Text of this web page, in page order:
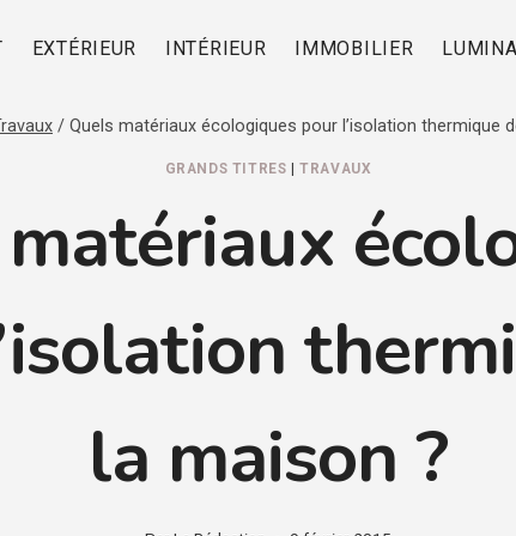
EXTÉRIEUR INTÉRIEUR IMMOBILIER
/ Quels matériaux écologiques pour l’isolation thermique
GRANDS TITRES |TRAVAUX
la maison ?